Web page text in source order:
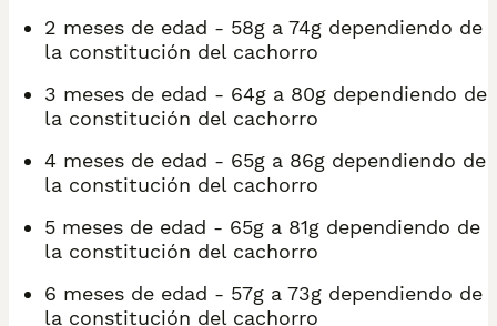
2 meses de edad - 58g a 74g dependiendo de
la constitución del cachorro
3 meses de edad - 64g a 80g dependiendo de
la constitución del cachorro
4 meses de edad - 65g a 86g dependiendo de
la constitución del cachorro
5 meses de edad - 65g a 81g dependiendo de
la constitución del cachorro
6 meses de edad - 57g a 73g dependiendo de
la constitución del cachorro